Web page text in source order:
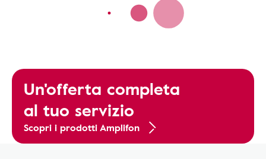
Un'offerta completa
al tuo servizio
Scopri i prodotti Amplifon